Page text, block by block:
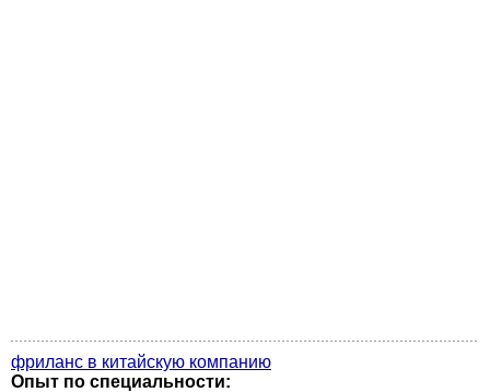
фриланс в китайскую компанию
Опыт по специальности: